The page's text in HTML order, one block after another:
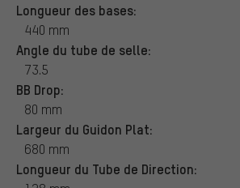
Longueur des bases:
440 mm
Angle du tube de selle:
73.5
BB Drop:
80 mm
Largeur du Guidon Plat:
680 mm
Longueur du Tube de Direction: